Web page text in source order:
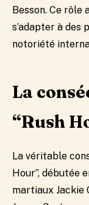
Besson. Ce rôle
s’adapter à des
notoriété
La
“Rush
La véritable
Hour”, débutée
martiaux Jackie